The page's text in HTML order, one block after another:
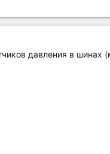
давления в шинах